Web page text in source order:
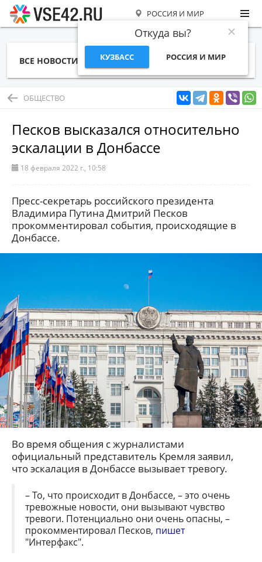
РОССИЯ И МИР
Откуда вы?
КУЗБАСС РОССИЯ И МИР
ВСЕ НОВОСТИ СТАТЬИ ТЕМЫ ФОТО
ОБЩЕСТВО
Песков высказался относительно
эскалации в Донбассе
18 февраля 2022 г., 10:58
Пресс-секретарь российского президента
Владимира Путина Дмитрий Песков
прокомментировал события, происходящие в
Донбассе.
Во время общения с журналистами
официальный представитель Кремля заявил,
что эскалация в Донбассе вызывает тревогу.
– То, что происходит в Донбассе, – это очень
тревожные новости, они вызывают чувство
тревоги. Потенциально они очень опасны, –
прокомментировал Песков, пишет
"Интерфакс".